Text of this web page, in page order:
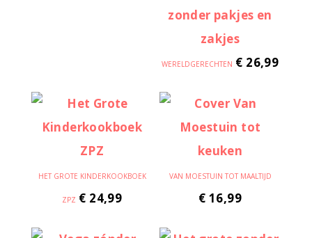
WERELDGERECHTEN € 26,99
HET GROTE KINDERKOOKBOEK
ZPZ € 24,99
VAN MOESTUIN TOT MAALTIJD
€ 16,99